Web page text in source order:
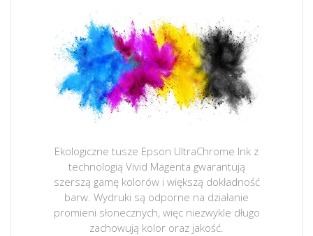
Ekologiczne tusze Epson UltraChrome Ink z
technologią Vivid Magenta gwarantują
szerszą gamę kolorów i większą dokładność
barw. Wydruki są odporne na działanie
promieni słonecznych, więc niezwykle długo
zachowują kolor oraz jakość.